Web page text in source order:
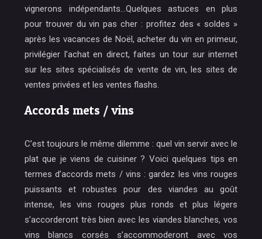
vignerons indépendants…Quelques astuces en plus
pour trouver du vin pas cher : profitez des « soldes »
après les vacances de Noël, acheter du vin en primeur,
privilégier l’achat en direct, faites un tour sur internet
sur les sites spécialisés de vente de vin, les sites de
ventes privées et les ventes flashs.
Accords mets / vins
C’est toujours le même dilemme : quel vin servir avec le
plat que je viens de cuisiner ? Voici quelques tips en
termes d’accords mets / vins : gardez les vins rouges
puissants et robustes pour des viandes au goût
intense, les vins rouges plus ronds et plus légers
s’accorderont très bien avec les viandes blanches, vos
vins blancs corsés s’accommoderont avec vos